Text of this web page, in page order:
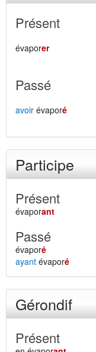
Présent
évaporer
Passé
avoir évaporé
Participe
Présent
évaporant
Passé
évaporé
ayant évaporé
Gérondif
Présent